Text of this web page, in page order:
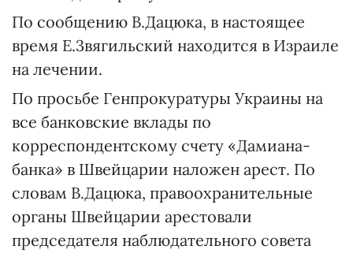
По сообщению В.Дацюка, в настоящее
время Е.3вягильский находится в Израиле
на лечении.
По просьбе Генпрокуратуры Украины на
все банковские вклады по
корреспондентскому счету «Дамиана-
банка» в Швейцарии наложен арест. По
словам В.Дацюка, правоохранительные
органы Швейцарии арестовали
председателя наблюдательного совета